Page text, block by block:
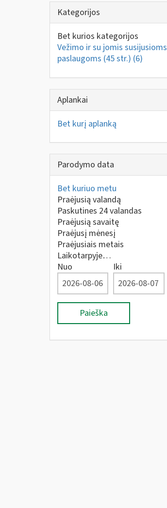
Kategorijos
Bet kurios kategorijos
Vežimo ir su jomis susijusioms
paslaugoms (45 str.) (6)
Aplankai
Bet kurį aplanką
Parodymo data
Bet kuriuo metu
Praėjusią valandą
Paskutines 24 valandas
Praėjusią savaitę
Praėjusį mėnesį
Praėjusiais metais
Laikotarpyje…
Nuo
Iki
Paieška